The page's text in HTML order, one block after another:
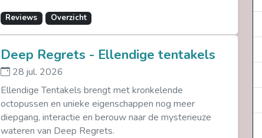
Reviews Overzicht
Deep Regrets - Ellendige tentakels
28 jul. 2026
Ellendige Tentakels brengt met kronkelende
octopussen en unieke eigenschappen nog meer
diepgang, interactie en berouw naar de mysterieuze
wateren van Deep Regrets.